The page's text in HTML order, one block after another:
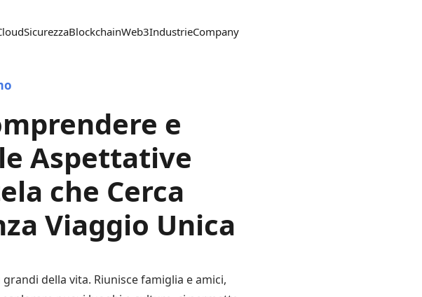
SicurezzaBlockchainWeb3IndustrieCompany
e
Aspettative
che Cerca
Viaggio Unica
della vita. Riunisce famiglia e amici,